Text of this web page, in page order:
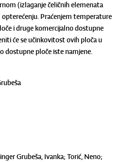
(izlaganje čeličnih elemenata
Praćenjem temperature
i druge komercijalno dostupne
će se učinkovitost ovih ploča u
dostupne ploče iste namjene.
Grubeša, Ivanka; Torić, Neno;